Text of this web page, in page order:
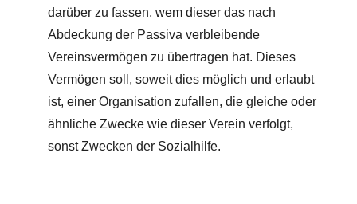
darüber zu fassen, wem dieser das nach
Abdeckung der Passiva verbleibende
Vereinsvermögen zu übertragen hat. Dieses
Vermögen soll, soweit dies möglich und erlaubt
ist, einer Organisation zufallen, die gleiche oder
ähnliche Zwecke wie dieser Verein verfolgt,
sonst Zwecken der Sozialhilfe.